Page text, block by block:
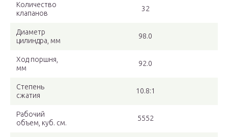
Количество
клапанов
32
Диаметр
цилиндра, мм
98.0
Ход поршня,
мм
92.0
Степень
сжатия
10.8:1
Рабочий
объем, куб. см.
5552